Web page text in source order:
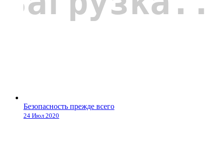
Безопасность прежде всего
24 Июл 2020